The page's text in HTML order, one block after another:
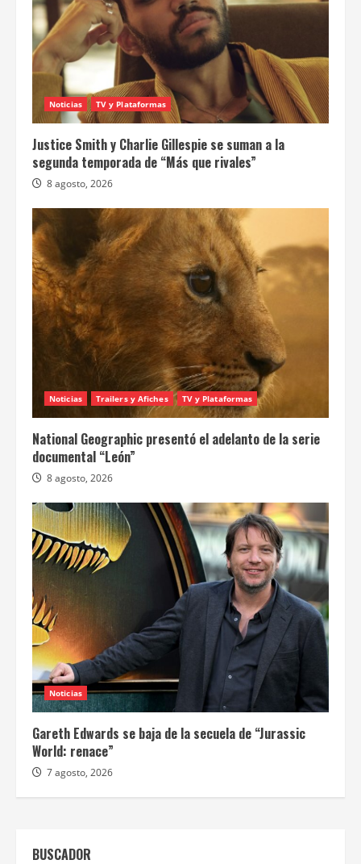
Noticias TV y Plataformas
Justice Smith y Charlie Gillespie se suman a la
segunda temporada de “Más que rivales”
8 agosto, 2026
Noticias Trailers y Afiches TV y Plataformas
National Geographic presentó el adelanto de la serie
documental “León”
8 agosto, 2026
Noticias
Gareth Edwards se baja de la secuela de “Jurassic
World: renace”
7 agosto, 2026
BUSCADOR